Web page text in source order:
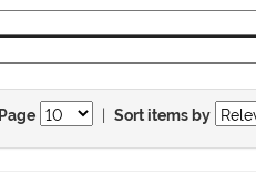
| Sort items by